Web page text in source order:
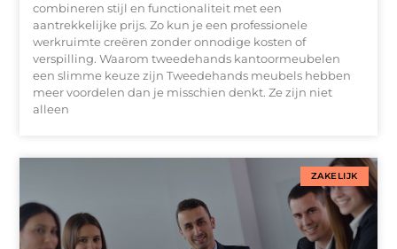
combineren stijl en functionaliteit met een
aantrekkelijke prijs. Zo kun je een professionele
werkruimte creëren zonder onnodige kosten of
verspilling. Waarom tweedehands kantoormeubelen
een slimme keuze zijn Tweedehands meubels hebben
meer voordelen dan je misschien denkt. Ze zijn niet
alleen
ZAKELIJK